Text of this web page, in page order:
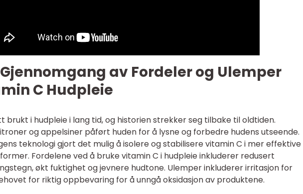
av Fordeler og Ulemper
C Hudpleie
brukt i hudpleie i lang tid, og historien strekker seg tilbake til oldtiden.
og appelsiner påført huden for å lysne og forbedre hudens utseende.
teknologi gjort det mulig å isolere og stabilisere vitamin C i mer effektive
Fordelene ved å bruke vitamin C i hudpleie inkluderer redusert
økt fuktighet og jevnere hudtone. Ulemper inkluderer irritasjon for
for riktig oppbevaring for å unngå oksidasjon av produktene.